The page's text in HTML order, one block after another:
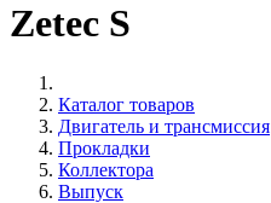
Zetec S
Каталог товаров
Двигатель и трансмиссия
Прокладки
Коллектора
Выпуск